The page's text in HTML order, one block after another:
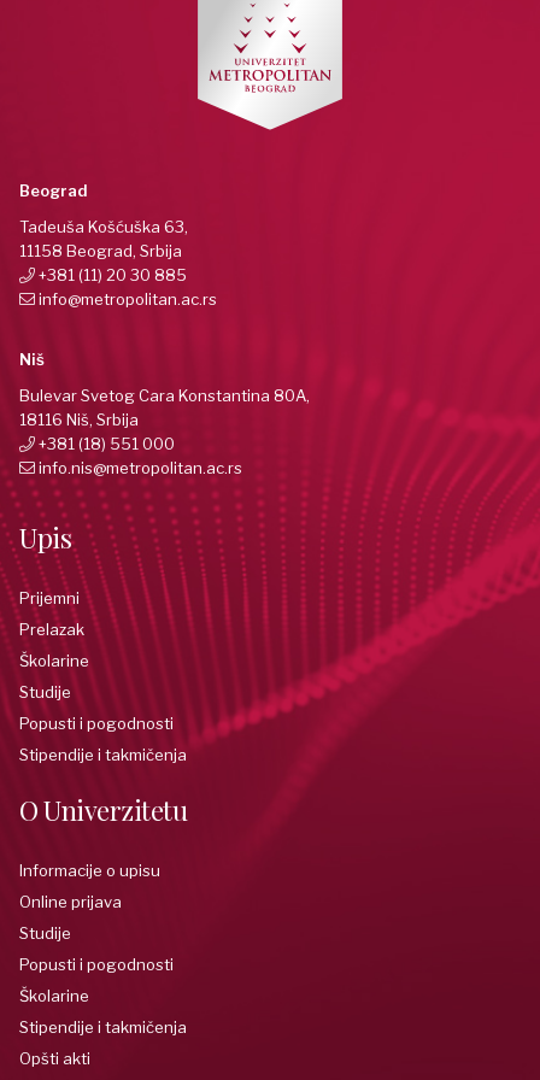
Beograd
Tadeuša Košćuška 63,
11158 Beograd, Srbija
+381 (11) 20 30 885
info@metropolitan.ac.rs
Niš
Bulevar Svetog Cara Konstantina 80A,
18116 Niš, Srbija
+381 (18) 551 000
info.nis@metropolitan.ac.rs
Upis
Prijemni
Prelazak
Školarine
Studije
Popusti i pogodnosti
Stipendije i takmičenja
O Univerzitetu
Informacije o upisu
Online prijava
Studije
Popusti i pogodnosti
Školarine
Stipendije i takmičenja
Opšti akti